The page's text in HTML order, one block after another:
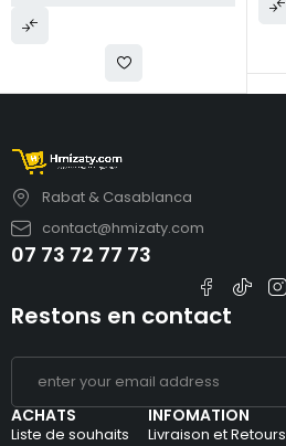
Rabat & Casablanca
contact@hmizaty.com
07 73 72 77 73
ACHATS
Liste de souhaits
INFOMATION
Livraison et Retours
Restons en contact